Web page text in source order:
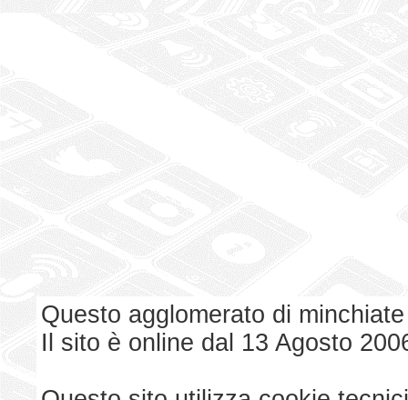
Questo agglomerato di
Il sito è online dal 13 Agosto